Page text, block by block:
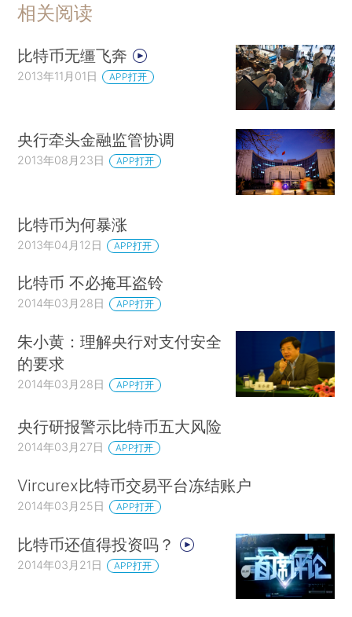
相关阅读
比特币无缰飞奔
2013年11月01日 APP打开
央行牵头金融监管协调
2013年08月23日 APP打开
比特币为何暴涨
2013年04月12日 APP打开
比特币 不必掩耳盗铃
2014年03月28日 APP打开
朱小黄：理解央行对支付安全
的要求
2014年03月28日 APP打开
央行研报警示比特币五大风险
2014年03月27日 APP打开
Vircurex比特币交易平台冻结账户
2014年03月25日 APP打开
比特币还值得投资吗？
2014年03月21日 APP打开